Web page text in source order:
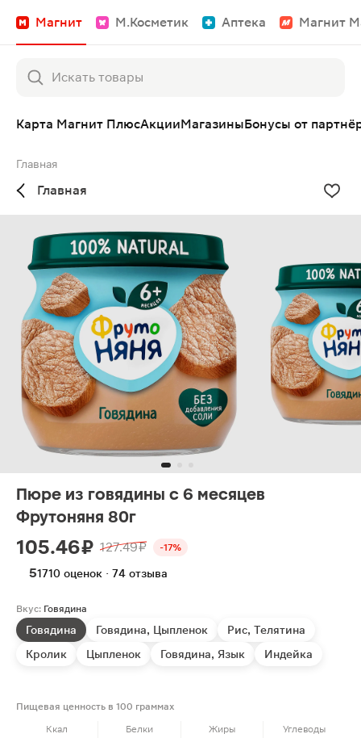
Магнит М.Косметик Аптека Магнит
Карта Магнит ПлюсАкцииМагазиныБонусы от
Главная
Главная
Пюре из говядины с 6 месяцев
Фрутоняня 80г
105.46 ₽ 127.49 ₽ -17%
51710 оценок · 74 отзыва
Вкус: Говядина
Говядина Говядина, Цыпленок
Рис, Телятина
Кролик
Цыпленок Говядина, Язык Индейка
Пищевая ценность в 100 граммах
Ккал
Белки Жиры Углеводы